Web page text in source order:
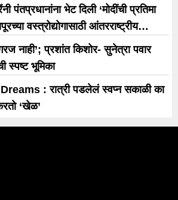
पंतप्रधानांना भेट दिली ‘मोदींची प्रतिमा
वस्त्रोद्योगासाठी आंतरराष्ट्रीय
नाही’; प्रशांत किशोर- सुनेत्रा पवार
स्पष्ट भूमिका
: रात्री पडलेलं स्वप्न सकाळी का
‘खेळ’